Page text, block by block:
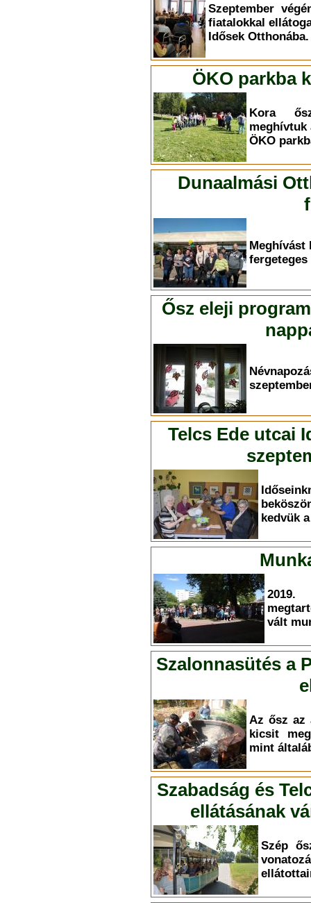
Szeptember
fiatalokkal
Idősek Otthonába.
ÖKO parkba
Kora
meghívtuk
ÖKO
Dunaalmási
Meghívást
Ősz eleji
Telcs Ede utcai
kedvük
vált
Szalonnasütés a
Az ősz az
kicsit
mint
Szabadság és
ellátásának
Szép